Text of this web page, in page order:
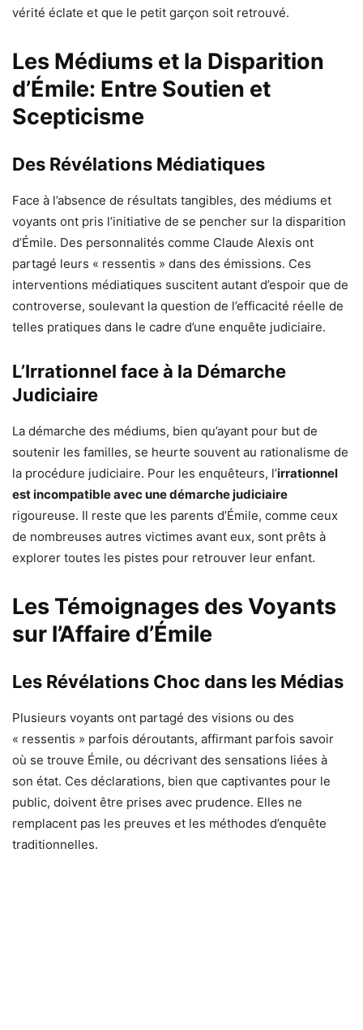
vérité éclate et que le petit garçon soit retrouvé.
Les Médiums et la Disparition
d’Émile: Entre Soutien et
Scepticisme
Des Révélations Médiatiques
Face à l’absence de résultats tangibles, des médiums et
voyants ont pris l’initiative de se pencher sur la disparition
d’Émile. Des personnalités comme Claude Alexis ont
partagé leurs « ressentis » dans des émissions. Ces
interventions médiatiques suscitent autant d’espoir que de
controverse, soulevant la question de l’efficacité réelle de
telles pratiques dans le cadre d’une enquête judiciaire.
L’Irrationnel face à la Démarche
Judiciaire
La démarche des médiums, bien qu’ayant pour but de
soutenir les familles, se heurte souvent au rationalisme de
la procédure judiciaire. Pour les enquêteurs, l’irrationnel
est incompatible avec une démarche judiciaire
rigoureuse. Il reste que les parents d’Émile, comme ceux
de nombreuses autres victimes avant eux, sont prêts à
explorer toutes les pistes pour retrouver leur enfant.
Les Témoignages des Voyants
sur l’Affaire d’Émile
Les Révélations Choc dans les Médias
Plusieurs voyants ont partagé des visions ou des
« ressentis » parfois déroutants, affirmant parfois savoir
où se trouve Émile, ou décrivant des sensations liées à
son état. Ces déclarations, bien que captivantes pour le
public, doivent être prises avec prudence. Elles ne
remplacent pas les preuves et les méthodes d’enquête
traditionnelles.